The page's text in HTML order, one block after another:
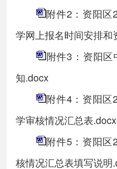
附件2：资阳区
学网上报名时间安排
附件3：资阳区
知.docx
附件4：资阳区
学审核情况汇总表.docx
附件5：资阳区
核情况汇总表填写说明